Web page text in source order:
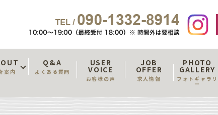
案内
Q&A
よくある質問
USER
VOICE
お客様の声
JOB
OFFER
求人情報
PHOTO
GALLERY
フォトギャラリ
ー